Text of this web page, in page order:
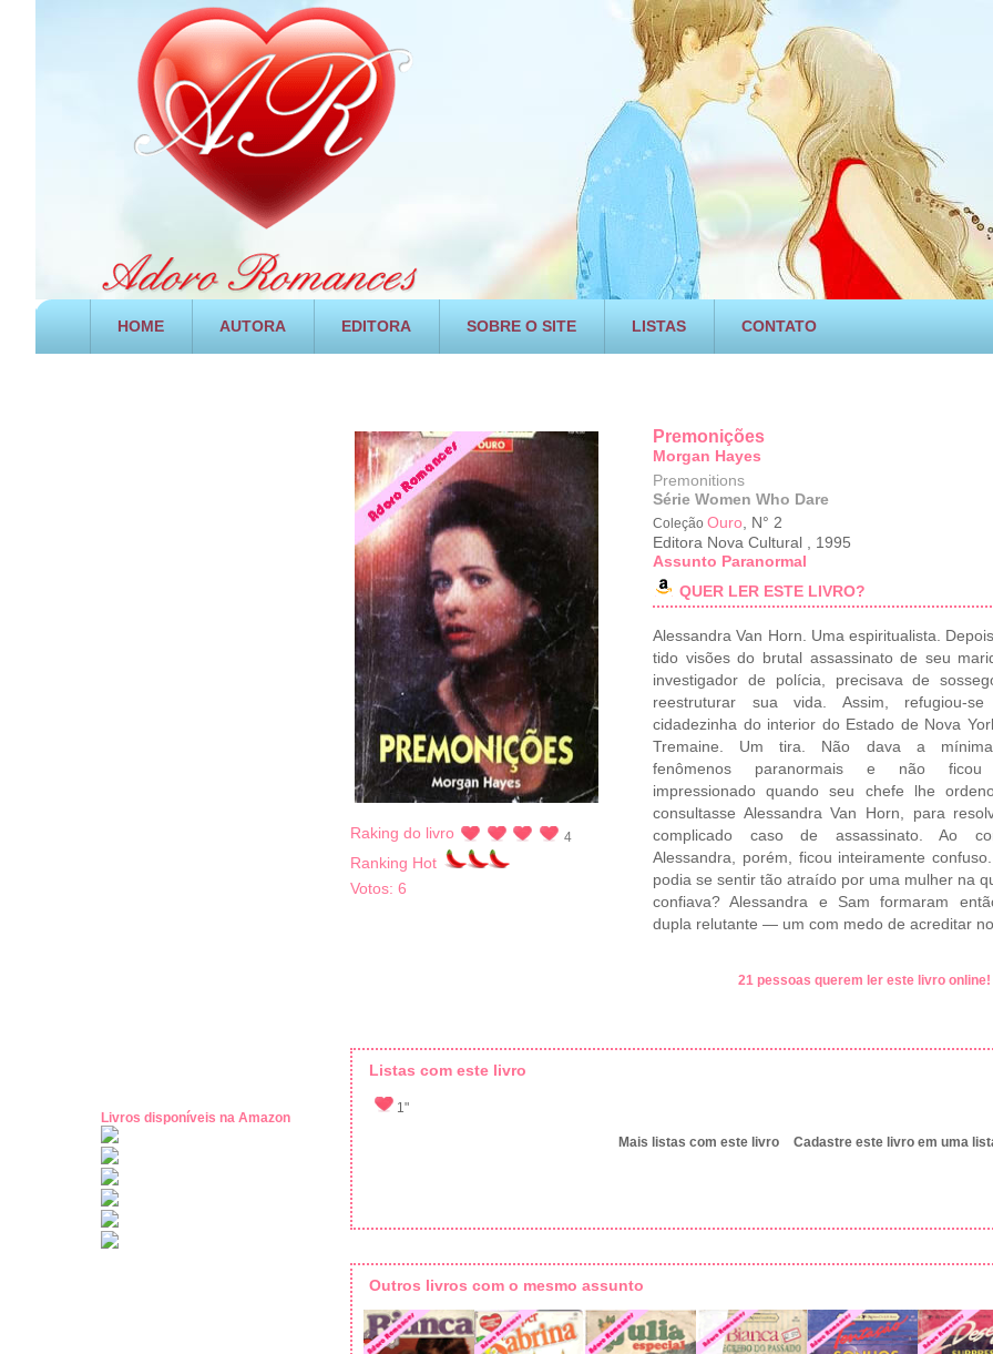
HOME AUTORA EDITORA SOBRE O SITE LISTAS CONTATO
Livros disponíveis na Amazon
Raking do livro 4
Ranking Hot
Votos: 6
Premonições
Morgan Hayes
Premonitions
Série Women Who Dare
Coleção Ouro , N° 2
Editora Nova Cultural
1995
Assunto Paranormal
QUER LER ESTE LIVRO?
Alessandra Van Horn. Uma espiritualista.
tido visões do brutal assassinato de seu
investigador de polícia, precisava de
reestruturar sua vida. Assim, refugiou-se
cidadezinha do interior do Estado de Nova
Tremaine. Um tira. Não dava a
fenômenos paranormais e não ficou
impressionado quando seu chefe lhe
consultasse Alessandra Van Horn, para
complicado caso de assassinato. Ao
Alessandra, porém, ficou inteiramente
podia se sentir tão atraído por uma mulher na
confiava? Alessandra e Sam formaram
dupla relutante — um com medo de acreditar
21 pessoas querem ler este livro online!
Listas com este livro
1"
Mais listas com este livro Cadastre este livro em uma
Outros livros com o mesmo assunto